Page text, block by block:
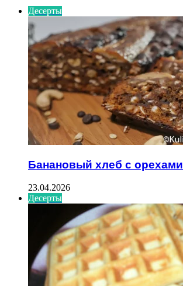
Десерты
Банановый хлеб с орехами
23.04.2026
Десерты